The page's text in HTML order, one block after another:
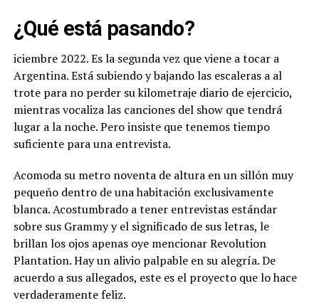
¿Qué está pasando?
iciembre 2022. Es la segunda vez que viene a tocar a
Argentina. Está subiendo y bajando las escaleras a al
trote para no perder su kilometraje diario de ejercicio,
mientras vocaliza las canciones del show que tendrá
lugar a la noche. Pero insiste que tenemos tiempo
suficiente para una entrevista.
Acomoda su metro noventa de altura en un sillón muy
pequeño dentro de una habitación exclusivamente
blanca. Acostumbrado a tener entrevistas estándar
sobre sus Grammy y el significado de sus letras, le
brillan los ojos apenas oye mencionar Revolution
Plantation. Hay un alivio palpable en su alegría. De
acuerdo a sus allegados, este es el proyecto que lo hace
verdaderamente feliz.